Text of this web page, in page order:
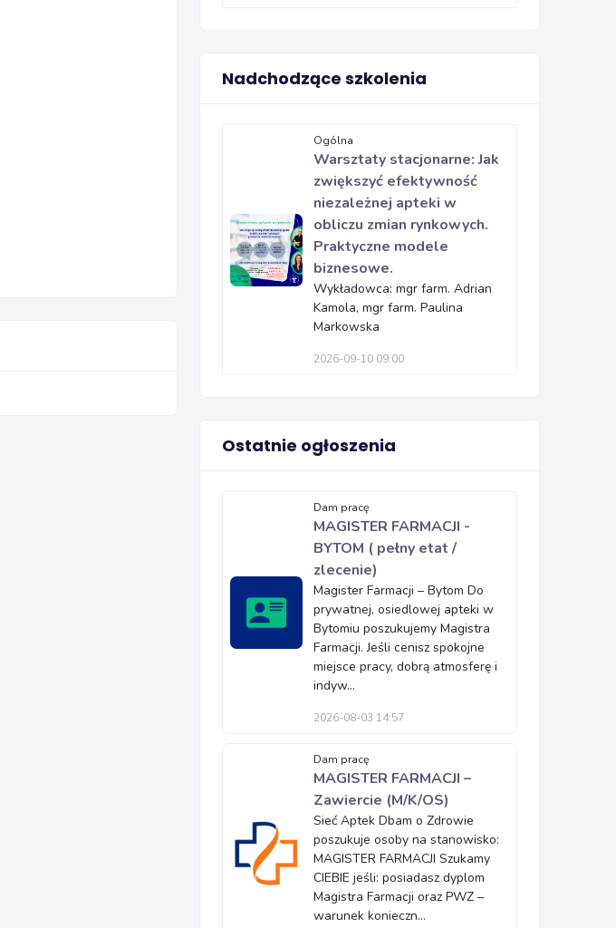
Nadchodzące szkolenia
Ogólna
Warsztaty stacjonarne: Jak
zwiększyć efektywność
niezależnej apteki w
obliczu zmian rynkowych.
Praktyczne modele
biznesowe.
Wykładowca: mgr farm. Adrian
Kamola, mgr farm. Paulina
Markowska
2026-09-10 09:00
Ostatnie ogłoszenia
Dam pracę
MAGISTER FARMACJI -
BYTOM ( pełny etat /
zlecenie)
Magister Farmacji – Bytom Do
prywatnej, osiedlowej apteki w
Bytomiu poszukujemy Magistra
Farmacji. Jeśli cenisz spokojne
miejsce pracy, dobrą atmosferę i
indyw...
2026-08-03 14:57
Dam pracę
MAGISTER FARMACJI –
Zawiercie (M/K/OS)
Sieć Aptek Dbam o Zdrowie
poszukuje osoby na stanowisko:
MAGISTER FARMACJI Szukamy
CIEBIE jeśli: posiadasz dyplom
Magistra Farmacji oraz PWZ –
warunek konieczn...